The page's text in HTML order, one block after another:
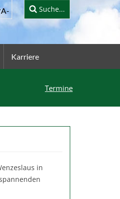
Suche...
Karriere
Termine
in